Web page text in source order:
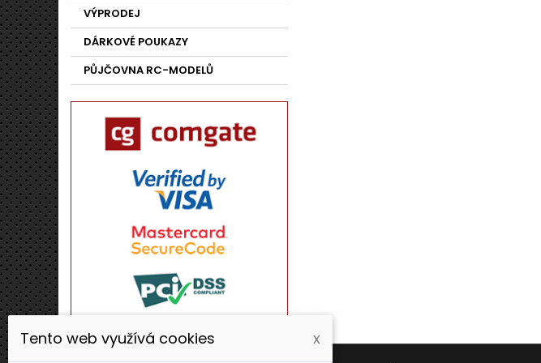
VÝPRODEJ
DÁRKOVÉ POUKAZY
PŮJČOVNA RC-MODELŮ
Tento web využívá cookies x